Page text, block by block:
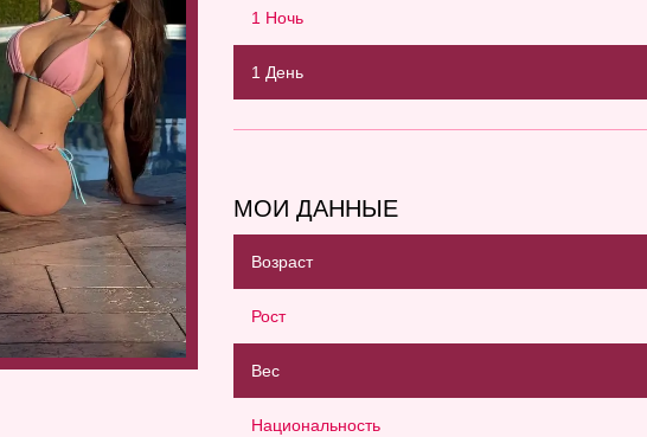
1 Ночь
1 День
МОИ ДАННЫЕ
Возраст
Рост
Вес
Национальность